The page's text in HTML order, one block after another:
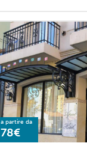
a partire da
78€